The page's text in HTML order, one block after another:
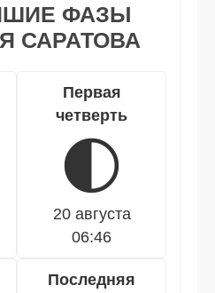
ФАЗЫ
САРАТОВА
Первая
четверть
🌓
20 августа
06:46
Последняя